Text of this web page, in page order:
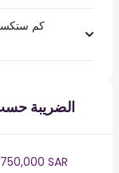
الضريبة
750,000 SAR